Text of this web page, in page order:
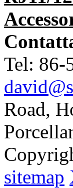
Tel: 86-
Road,
sitemap